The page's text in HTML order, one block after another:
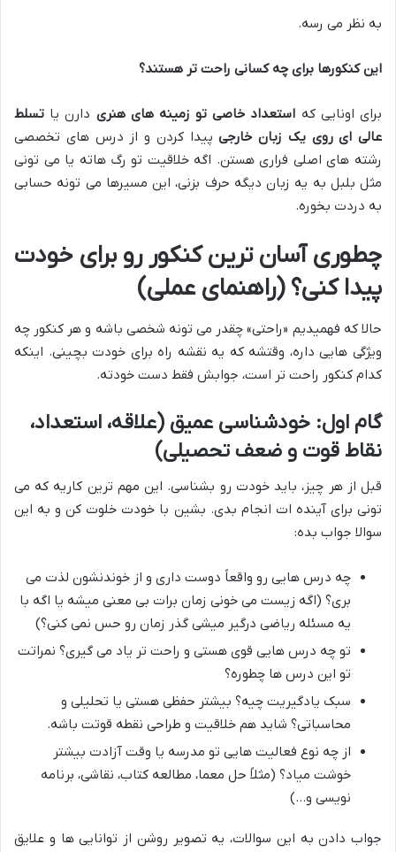
به نظر می رسه.
این کنکورها برای چه کسانی راحت تر هستند؟
برای اونایی که استعداد خاصی تو زمینه های هنری دارن یا تسلط
عالی ای روی یک زبان خارجیپیدا کردن و از درس های تخصصی
رشته های اصلی فراری هستن. اگه خلاقیت تو رگ هاته یا می تونی
مثل بلبل به یه زبان دیگه حرف بزنی، این مسیرها می تونه حسابی
به دردت بخوره.
چطوری آسان ترین کنکور رو برای خودت
پیدا کنی؟ (راهنمای عملی)
حالا که فهمیدیم «راحتی» چقدر می تونه شخصی باشه و هر کنکور چه
ویژگی هایی داره، وقتشه که یه نقشه راه برای خودت بچینی. اینکه
کدام کنکور راحت تر است، جوابش فقط دست خودته.
گام اول: خودشناسی عمیق (علاقه، استعداد،
نقاط قوت و ضعف تحصیلی)
قبل از هر چیز، باید خودت رو بشناسی. این مهم ترین کاریه که می
تونی برای آینده ات انجام بدی. بشین با خودت خلوت کن و به این
سوالا جواب بده:
چه درس هایی رو واقعاً دوست داری و از خوندنشون لذت می
بری؟ (اگه زیست می خونی زمان برات بی معنی میشه یا اگه با
یه مسئله ریاضی درگیر میشی گذر زمان رو حس نمی کنی؟)
تو چه درس هایی قوی هستی و راحت تر یاد می گیری؟ نمراتت
تو این درس ها چطوره؟
سبک یادگیریت چیه؟ بیشتر حفظی هستی یا تحلیلی و
محاسباتی؟ شاید هم خلاقیت و طراحی نقطه قوتت باشه.
از چه نوع فعالیت هایی تو مدرسه یا وقت آزادت بیشتر
خوشت میاد؟ (مثلاً حل معما، مطالعه کتاب، نقاشی، برنامه
نویسی و…)
جواب دادن به این سوالات، یه تصویر روشن از توانایی ها و علایق